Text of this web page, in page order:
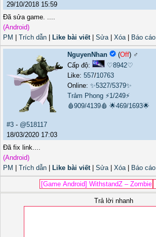
29/10/2018 15:59
Đã sửa game. ....
(Android)
PM
Trích dẫn Like bài viết| Sửa| Xóa| Báo cáo
NguyenNhan (Off) ♂️
Cấp độ:
♡8942♡
Like:557/10763
Online:✨5327/5379✨
Trảm Phong ⚡1/249⚡
🩸909/4139🩸 🌟469/1693🌟
#3 - @518117
18/03/2020 17:03
Đã fix link....
(Android)
PM
Trích dẫn Like bài viết| Sửa| Xóa| Báo cáo
Trả lời nhanh